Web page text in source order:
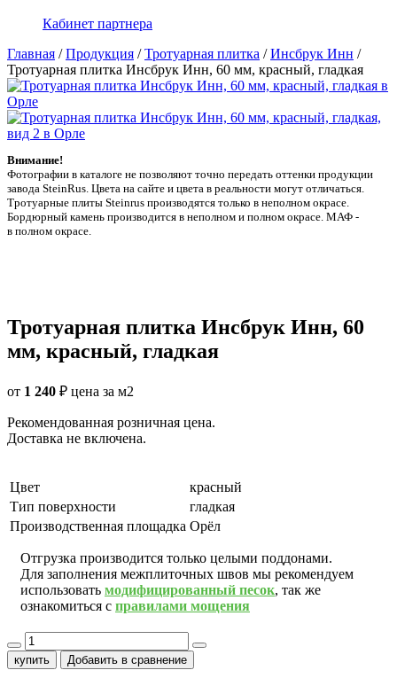
Кабинет партнера
Главная /Продукция /Тротуарная плитка /Инсбрук Инн /
Тротуарная плитка Инсбрук Инн, 60 мм, красный, гладкая
Внимание!
Фотографии в каталоге не позволяют точно передать оттенки продукции
заводa SteinRus. Цвета на сайте и цвета в реальности могут отличаться.
Тротуарные плиты Steinrus производятся только в неполном окрасе.
Бордюрный камень производится в неполном и полном окрасе. МАФ -
в полном окрасе.
Тротуарная плитка Инсбрук Инн, 60
мм, красный, гладкая
от 1 240 ₽ цена за м2
Рекомендованная розничная цена.
Доставка не включена.
Цвет
красный
Тип поверхности
гладкая
Производственная площадка Орёл
Отгрузка производится только целыми поддонами.
Для заполнения межплиточных швов мы рекомендуем
использовать модифицированный песок, так же
ознакомиться с правилами мощения
купить Добавить в сравнение